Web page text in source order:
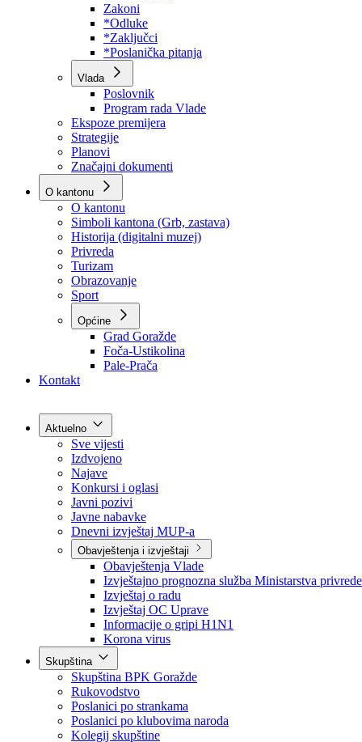
Poslovnik
Program rada Skupštine
Budžet 2026
Zakoni
*Odluke
*Zaključci
*Poslanička pitanja
Vlada
Poslovnik
Program rada Vlade
Ekspoze premijera
Strategije
Planovi
Značajni dokumenti
O kantonu
O kantonu
Simboli kantona (Grb, zastava)
Historija (digitalni muzej)
Privreda
Turizam
Obrazovanje
Sport
Općine
Kontakt
Aktuelno
Sve vijesti
Izdvojeno
Najave
Konkursi i oglasi
Javni pozivi
Javne nabavke
Dnevni izvještaj MUP-a
Obavještenja i izvještaji
Obavještenja Vlade
Izvještajno prognozna služba Ministarstva privrede
Izvještaj o radu
Izvještaj OC Uprave
Informacije o gripi H1N1
Korona virus
Skupština
Skupština BPK Goražde
Rukovodstvo